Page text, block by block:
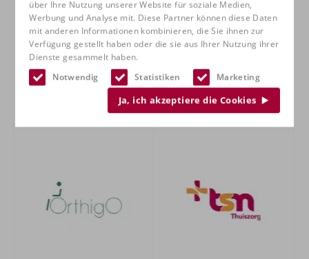
über Ihre Nutzung unserer Website für soziale Medien,
Werbung und Analyse mit. Diese Partner können diese Daten
mit anderen Informationen kombinieren, die Sie ihnen zur
Verfügung gestellt haben oder die sie aus Ihrer Nutzung ihrer
Dienste gesammelt haben.
Notwendig
Statistiken Marketing
Ja, ich akzeptiere die Cookies